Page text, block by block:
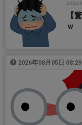
2026/
【
ｗ
2026年08月05日 08:29